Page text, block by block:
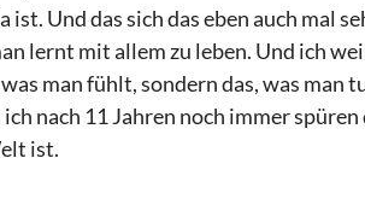
Und das sich das eben auch mal
lernt mit allem zu leben. Und ich
man fühlt, sondern das, was man
nach 11 Jahren noch immer
ist.